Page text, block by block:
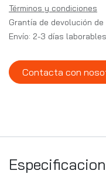
Términos y condiciones
Grantía de devolución
Envío: 2-3 días laborables
Contacta con